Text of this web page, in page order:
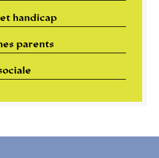
handicap
parents